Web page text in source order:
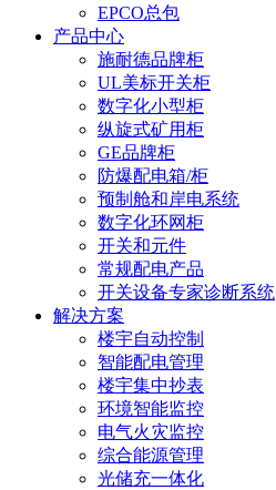
EPCO总包
产品中心
施耐德品牌柜
UL美标开关柜
数字化小型柜
纵旋式矿用柜
GE品牌柜
防爆配电箱/柜
预制舱和岸电系统
数字化环网柜
开关和元件
常规配电产品
开关设备专家诊断系统
解决方案
楼宇自动控制
智能配电管理
楼宇集中抄表
环境智能监控
电气火灾监控
综合能源管理
光储充一体化